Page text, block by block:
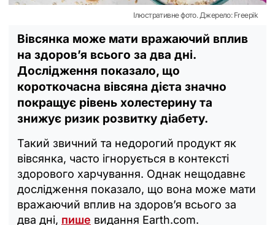
Ілюстративне фото. Джерело: Freepik
Вівсянка може мати вражаючий вплив
на здоров’я всього за два дні.
Дослідження показало, що
короткочасна вівсяна дієта значно
покращує рівень холестерину та
знижує ризик розвитку діабету.
Такий звичний та недорогий продукт як
вівсянка, часто ігнорується в контексті
здорового харчування. Однак нещодавнє
дослідження показало, що вона може мати
вражаючий вплив на здоров’я всього за
два дні, пише видання Earth.com.